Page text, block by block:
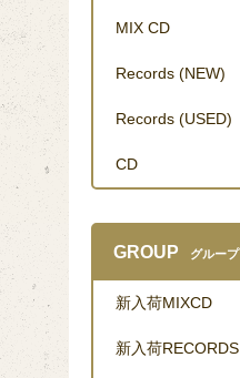
MIX CD
Records (NEW)
Records (USED)
CD
GROUP グループ
新入荷MIXCD
新入荷RECORDS